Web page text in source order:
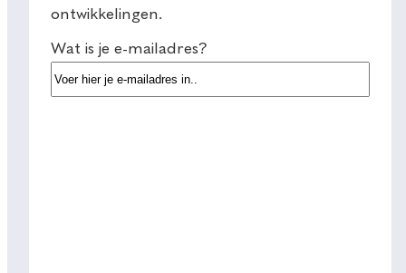
ontwikkelingen.
Wat is je e-mailadres?